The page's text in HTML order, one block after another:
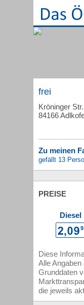
frei
Kröninger
84166
Zu meinen
gefällt 13
PREISE
Diesel
Diese
Alle
Grunddaten
die jeweils